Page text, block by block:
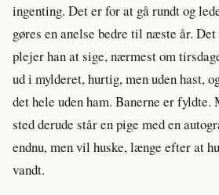
ingenting. Det er for at gå rundt og
gøres en anelse bedre til næste år.
plejer han at sige, nærmest om
ud i mylderet, hurtig, men uden hast,
det hele uden ham. Banerne er fyldte.
sted derude står en pige med en
endnu, men vil huske, længe efter at
vandt.